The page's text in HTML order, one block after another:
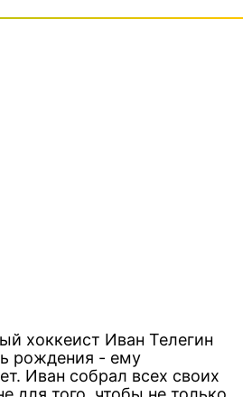
хоккеист Иван Телегин
рождения - ему
Иван собрал всех своих